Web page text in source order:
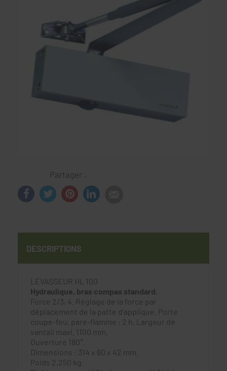
Partager :
DESCRIPTIONS
LEVASSEUR HL 100
Hydraulique, bras compas standard.
Force 2/3, 4. Réglage de la force par
déplacement de la patte d'applique. Porte
coupe-feu, pare-flamme : 2 h. Largeur de
vantail maxi. 1100 mm.
Ouverture 180°.
Dimensions : 314 x 60 x 42 mm.
Poids 2,250 kg.